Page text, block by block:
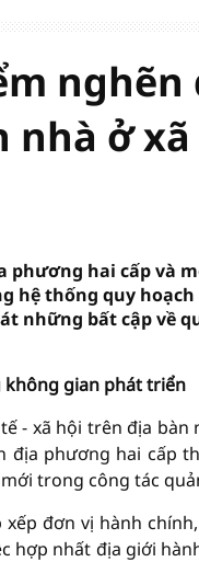
cổ phiếu IPO có được
ích của nước chanh gừng
trần tiền gửi Kho bạc
ở xã
hai cấp và
hệ thống quy
những bất cập về
không gian phát triển
xã hội trên địa bàn
phương hai cấp
trong công tác
đơn vị hành
nhất địa giới